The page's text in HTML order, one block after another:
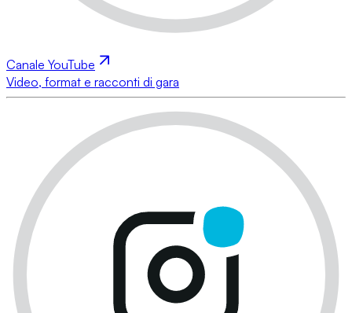
Canale YouTube
Video, format e racconti di gara